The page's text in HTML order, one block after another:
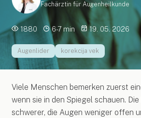
Fachärztin für Augenheilkunde
1880 6-7 min 19. 05. 2026
Augenlider korekcija vek
Viele Menschen bemerken zuerst
wenn sie in den Spiegel schauen.
schwerer, die Augen weniger offen